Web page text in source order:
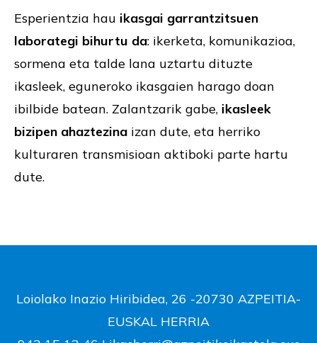
Esperientzia hau ikasgai garrantzitsuen
laborategi bihurtu da: ikerketa, komunikazioa,
sormena eta talde lana uztartu dituzte
ikasleek, eguneroko ikasgaien harago doan
ibilbide batean. Zalantzarik gabe, ikasleek
bizipen ahaztezina izan dute, eta herriko
kulturaren transmisioan aktiboki parte hartu
dute.
Loiolako Inazio Hiribidea, 26 -20730 AZPEITIA-
EUSKAL HERRIA